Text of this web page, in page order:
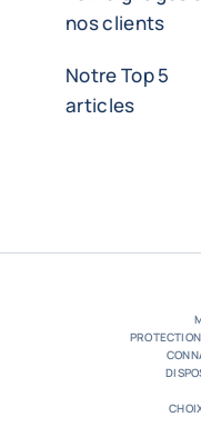
nos clients
Notre Top 5
articles